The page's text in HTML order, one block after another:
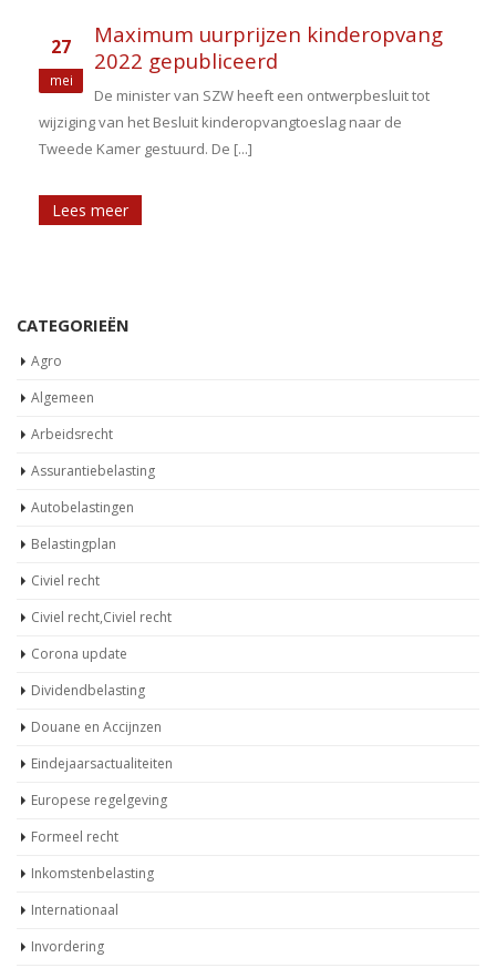
27
mei
Maximum uurprijzen kinderopvang
2022 gepubliceerd
De minister van SZW heeft een ontwerpbesluit tot
wijziging van het Besluit kinderopvangtoeslag naar de
Tweede Kamer gestuurd. De [...]
Lees meer
CATEGORIEËN
Agro
Algemeen
Arbeidsrecht
Assurantiebelasting
Autobelastingen
Belastingplan
Civiel recht
Civiel recht,Civiel recht
Corona update
Dividendbelasting
Douane en Accijnzen
Eindejaarsactualiteiten
Europese regelgeving
Formeel recht
Inkomstenbelasting
Internationaal
Invordering